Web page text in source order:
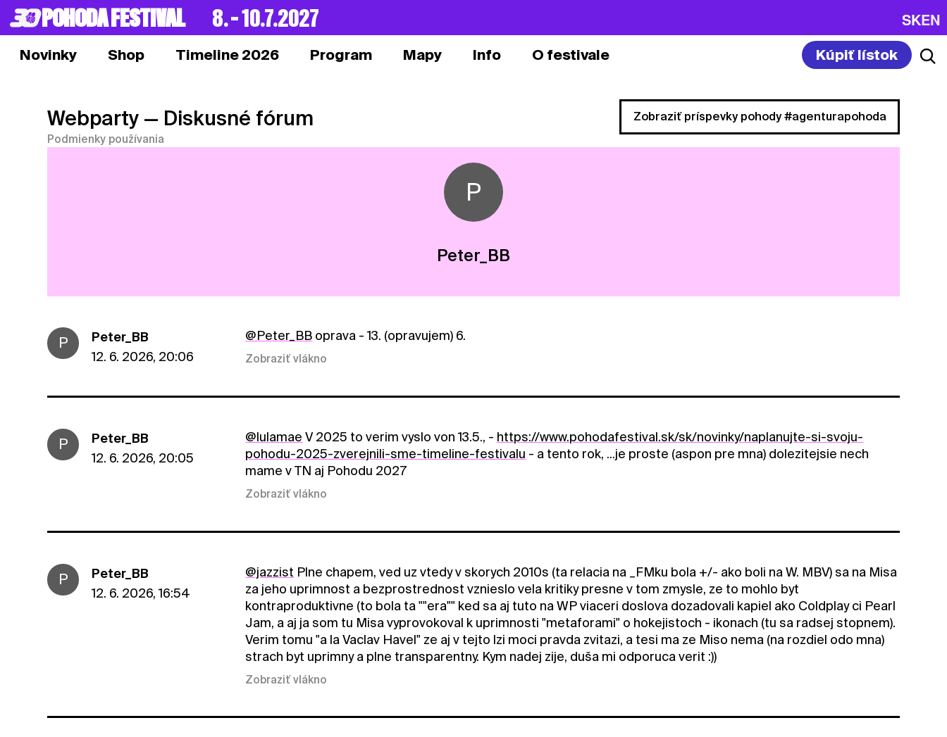
POHODA FESTIVAL 8. – 10.7.2027 SKEN
Novinky Shop Timeline 2026 Program Mapy Info O festivale Kúpiť lístok
Webparty — Diskusné fórum
Podmienky používania
Zobraziť príspevky pohody #agenturapohoda
P
Peter_BB
P
Peter_BB
12. 6. 2026, 20:06
@Peter_BB oprava - 13. (opravujem) 6.
Zobraziť vlákno
P
Peter_BB
12. 6. 2026, 20:05
@lulamae V 2025 to verim vyslo von 13.5., - https://www.pohodafestival.sk/sk/novinky/naplanujte-si-svoju-
pohodu-2025-zverejnili-sme-timeline-festivalu - a tento rok, ...je proste (aspon pre mna) dolezitejsie nech
mame v TN aj Pohodu 2027
Zobraziť vlákno
P
Peter_BB
12. 6. 2026, 16:54
@jazzist Plne chapem, ved uz vtedy v skorych 2010s (ta relacia na _FMku bola +/- ako boli na W. MBV) sa na Misa
za jeho uprimnost a bezprostrednost vznieslo vela kritiky presne v tom zmysle, ze to mohlo byt
kontraproduktivne (to bola ta ""era"" ked sa aj tuto na WP viaceri doslova dozadovali kapiel ako Coldplay ci Pearl
Jam, a aj ja som tu Misa vyprovokoval k uprimnosti "metaforami" o hokejistoch - ikonach (tu sa radsej stopnem).
Verim tomu "a la Vaclav Havel" ze aj v tejto lzi moci pravda zvitazi, a tesi ma ze Miso nema (na rozdiel odo mna)
strach byt uprimny a plne transparentny. Kym nadej zije, duša mi odporuca verit :))
Zobraziť vlákno